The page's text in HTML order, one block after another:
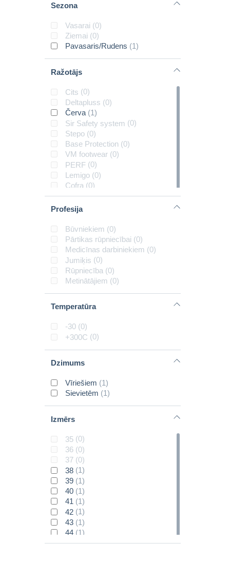
Sezona
Vasarai (0)
Ziemai (0)
Pavasaris/Rudens (1)
Ražotājs
Cits (0)
Deltapluss (0)
Červa (1)
Sir Safety system (0)
Stepo (0)
Base Protection (0)
VM footwear (0)
PERF (0)
Lemigo (0)
Cofra (0)
Grisport (0)
Urgent
CXS (0)
Payper (0)
Abarth (0)
Dunlop (0)
Active Gear (0)
Hogert (0)
Pezzol (0)
ABEBA
Safety Panda
Reebok (0)
Karmasocks
Profesija
Būvniekiem (0)
Pārtikas rūpniecībai (0)
Medicīnas darbiniekiem (0)
Jumiķis (0)
Rūpniecība (0)
Metinātājiem (0)
Temperatūra
-30 (0)
+300C (0)
Dzimums
Vīriešiem (1)
Sievietēm (1)
Izmērs
35 (0)
36 (0)
37 (0)
38 (1)
39 (1)
40 (1)
41 (1)
42 (1)
43 (1)
44 (1)
45 (1)